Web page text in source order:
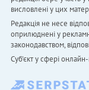
висловлені у цих
Редакція не несе
оприлюднені у
законодавством,
Cуб'єкт у сфері